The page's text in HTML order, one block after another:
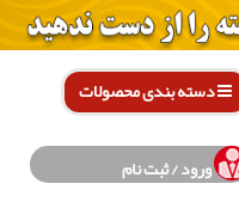
دسته بندی محصولات
ورود / ثبت نام